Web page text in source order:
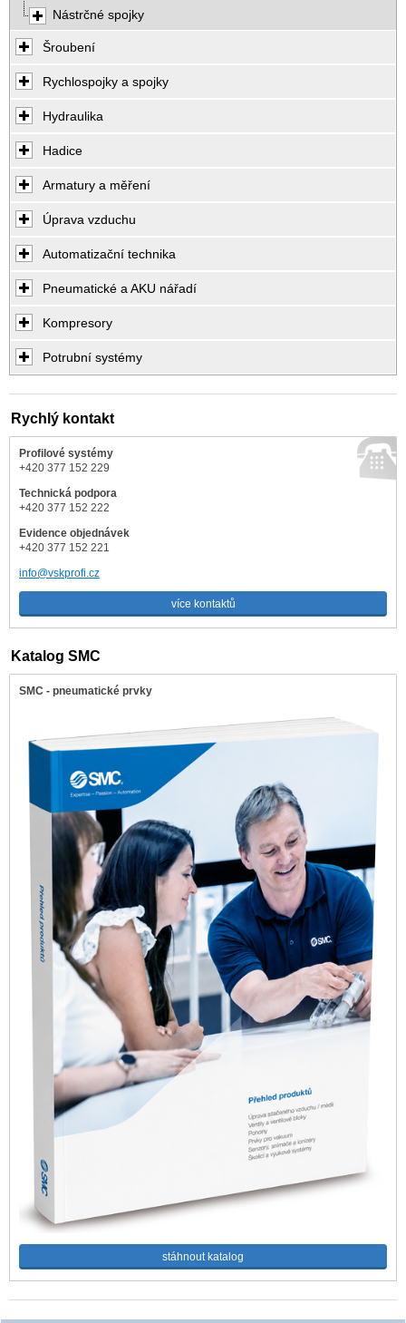
Nástrčné spojky
Šroubení
Rychlospojky a spojky
Hydraulika
Hadice
Armatury a měření
Úprava vzduchu
Automatizační technika
Pneumatické a AKU nářadí
Kompresory
Potrubní systémy
Rychlý kontakt
Profilové systémy
+420 377 152 229
Technická podpora
+420 377 152 222
Evidence objednávek
+420 377 152 221
info@vskprofi.cz
více kontaktů
Katalog SMC
SMC - pneumatické prvky
stáhnout katalog